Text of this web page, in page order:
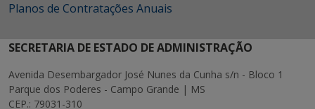
Planos de Contratações Anuais
SECRETARIA DE ESTADO DE ADMINISTRAÇÃO
Avenida Desembargador José Nunes da Cunha s/n - Bloco 1
Parque dos Poderes - Campo Grande | MS
CEP.: 79031-310